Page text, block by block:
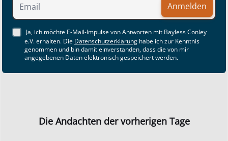
Anmelden
Ja, ich möchte E-Mail-Impulse von Antworten mit Bayless Conley
e.V. erhalten. Die Datenschutzerklärung habe ich zur Kenntnis
genommen und bin damit einverstanden, dass die von mir
angegebenen Daten elektronisch gespeichert werden.
Die Andachten der vorherigen Tage